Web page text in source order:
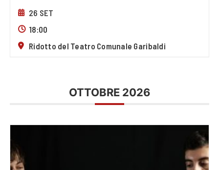
26 SET
18:00
Ridotto del Teatro Comunale Garibaldi
OTTOBRE 2026